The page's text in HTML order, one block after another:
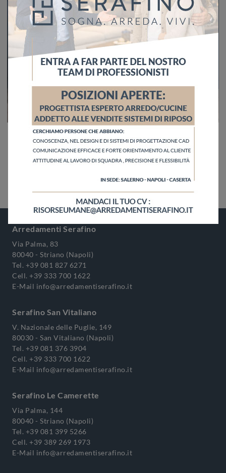
Open Day 1 Dicembre vieni a trovarci
Arredamenti Serafino
Via Palma, 83
80040 - Striano (Napoli)
Tel. +39 081 827 6271
Cell. +39 333 700 1622
E-Mail info@arredamentiserafino.it
Serafino San Vitaliano
V. Nazionale delle Puglie, 149
80030 - San Vitaliano (Napoli)
Tel. +39 081 376 3904
Cell. +39 333 700 1622
E-Mail info@arredamentiserafino.it
Serafino Le Camerette
Via Palma, 144
80040 - Striano (Napoli)
Tel. +39 081 399 5266
Cell. +39 389 269 1973
E-Mail info@arredamentiserafino.it